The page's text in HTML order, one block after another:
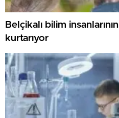
Belçikalı bilim
kurtarıyor